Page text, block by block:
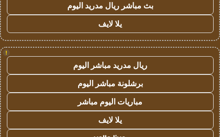
بث مباشر ريال مدريد اليوم
يلا لايف
!
ريال مدريد مباشر اليوم
برشلونة مباشر اليوم
مباريات اليوم مباشر
يلا لايف